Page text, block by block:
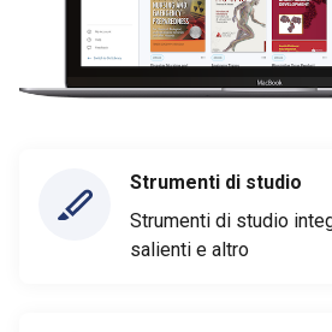
Strumenti di studio
Strumenti di studio
salienti e altro